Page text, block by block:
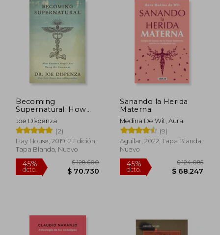
45%
dcto.
45%
dcto.
Becoming
Supernatural: How
Common People are
Doing the
Uncommon (en
Inglés)
Joe Dispenza
(2)
Hay House, 2019, 2 Edición,
Tapa Blanda, Nuevo
Sanando la Herida
Materna
Medina De Wit, Aura
(9)
Aguilar, 2022, Tapa Blanda,
Nuevo